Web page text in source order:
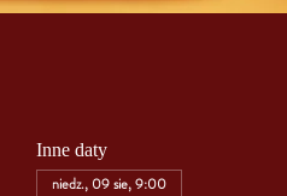
Inne daty
niedz., 09 sie, 9:00